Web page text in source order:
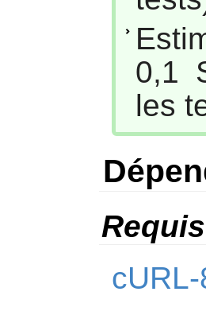
0,1
les